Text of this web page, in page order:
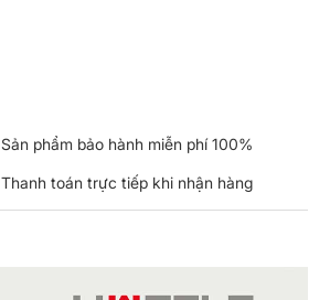
Sản phẩm bảo hành miễn phí 100%
Thanh toán trực tiếp khi nhận hàng